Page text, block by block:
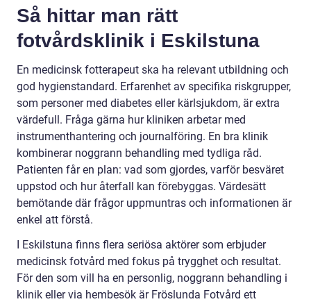
Så hittar man rätt
fotvårdsklinik i Eskilstuna
En medicinsk fotterapeut ska ha relevant utbildning och
god hygienstandard. Erfarenhet av specifika riskgrupper,
som personer med diabetes eller kärlsjukdom, är extra
värdefull. Fråga gärna hur kliniken arbetar med
instrumenthantering och journalföring. En bra klinik
kombinerar noggrann behandling med tydliga råd.
Patienten får en plan: vad som gjordes, varför besväret
uppstod och hur återfall kan förebyggas. Värdesätt
bemötande där frågor uppmuntras och informationen är
enkel att förstå.
I Eskilstuna finns flera seriösa aktörer som erbjuder
medicinsk fotvård med fokus på trygghet och resultat.
För den som vill ha en personlig, noggrann behandling i
klinik eller via hembesök är Fröslunda Fotvård ett